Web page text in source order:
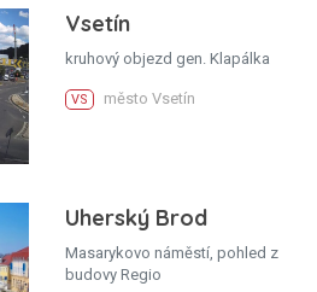
Vsetín
kruhový objezd gen. Klapálka
VS město Vsetín
Uherský Brod
Masarykovo náměstí, pohled z
budovy Regio